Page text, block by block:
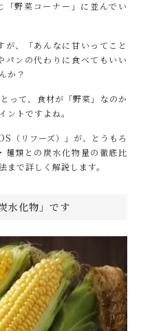
「野菜コーナー」に並んでい
、「あんなに甘いってこと
パンの代わりに食べてもいい
か？
って、食材が「野菜」なのか
ントですよね。
（リフーズ）」が、とうもろ
麺類との炭水化物量の徹底比
で詳しく解説します。
水化物」です